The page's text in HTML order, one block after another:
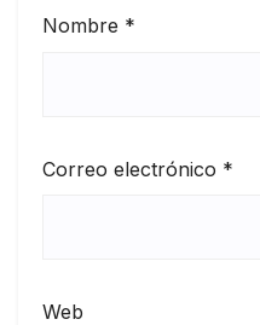
Nombre *
Correo electrónico *
Web